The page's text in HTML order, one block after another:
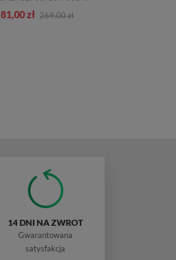
81,00 zł 269,00 zł
14 DNI NA ZWROT
Gwarantowana
satysfakcja